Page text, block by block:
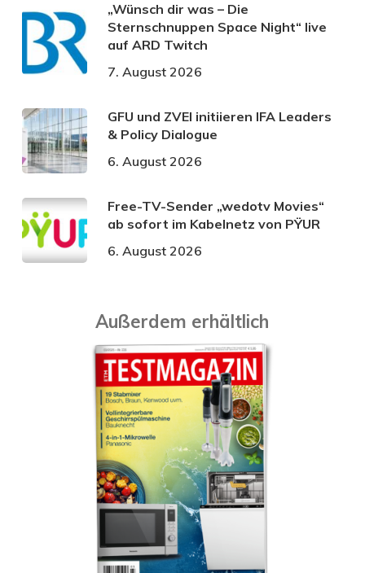
„Wünsch dir was – Die
Sternschnuppen Space Night“ live
auf ARD Twitch
7. August 2026
GFU und ZVEI initiieren IFA Leaders
& Policy Dialogue
6. August 2026
Free-TV-Sender „wedotv Movies“
ab sofort im Kabelnetz von PŸUR
6. August 2026
Außerdem erhältlich